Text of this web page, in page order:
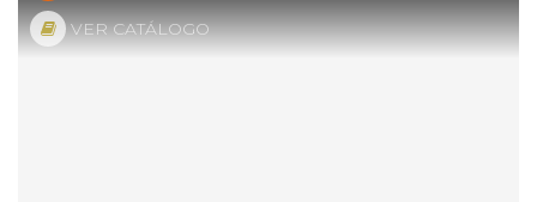
VER CATÁLOGO